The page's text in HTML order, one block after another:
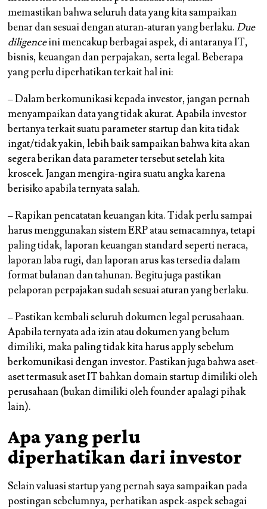
memastikan bahwa seluruh data yang kita sampaikan
benar dan sesuai dengan aturan-aturan yang berlaku.Due
diligenceini mencakup berbagai aspek, di antaranya IT,
bisnis, keuangan dan perpajakan, serta legal. Beberapa
yang perlu diperhatikan terkait hal ini:
– Dalam berkomunikasi kepada investor, jangan pernah
menyampaikan data yang tidak akurat. Apabila investor
bertanya terkait suatu parameter startup dan kita tidak
ingat/tidak yakin, lebih baik sampaikan bahwa kita akan
segera berikan data parameter tersebut setelah kita
kroscek. Jangan mengira-ngira suatu angka karena
berisiko apabila ternyata salah.
– Rapikan pencatatan keuangan kita. Tidak perlu sampai
harus menggunakan sistem ERP atau semacamnya, tetapi
paling tidak, laporan keuangan standard seperti neraca,
laporan laba rugi, dan laporan arus kas tersedia dalam
format bulanan dan tahunan. Begitu juga pastikan
pelaporan perpajakan sudah sesuai aturan yang berlaku.
– Pastikan kembali seluruh dokumen legal perusahaan.
Apabila ternyata ada izin atau dokumen yang belum
dimiliki, maka paling tidak kita harus apply sebelum
berkomunikasi dengan investor. Pastikan juga bahwa aset-
aset termasuk aset IT bahkan domain startup dimiliki oleh
perusahaan (bukan dimiliki oleh founder apalagi pihak
lain).
Apa yang perlu
diperhatikan dari investor
Selain valuasi startup yang pernah saya sampaikan pada
postingan sebelumnya, perhatikan aspek-aspek sebagai